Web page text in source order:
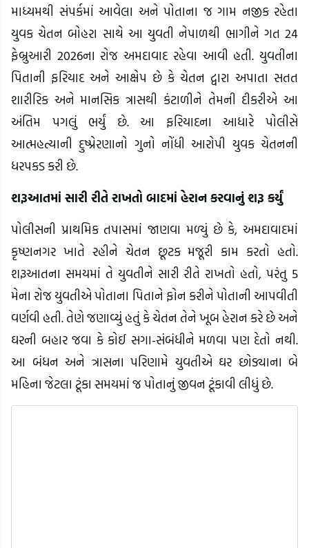
માધ્યમથી સંપર્કમાં આવેલા અને પોતાના જ ગામ નજીક રહેતા
યુવક ચેતન બોહરા સાથે આ યુવતી નેપાળથી ભાગીને ગત 24
ફેબ્રુઆરી 2026ના રોજ અમદાવાદ રહેવા આવી હતી. યુવતીના
પિતાની ફરિયાદ અને આક્ષેપ છે કે ચેતન દ્વારા અપાતા સતત
શારીરિક અને માનસિક ત્રાસથી કંટાળીને તેમની દીકરીએ આ
અંતિમ પગલું ભર્યું છે. આ ફરિયાદના આધારે પોલીસે
આત્મહત્યાની દુષ્પ્રેરણાનો ગુનો નોંધી આરોપી યુવક ચેતનની
ધરપકડ કરી છે.
શરૂઆતમાં સારી રીતે રાખતો બાદમાં હેરાન કરવાનું શરૂ કર્યું
પોલીસની પ્રાથમિક તપાસમાં જાણવા મળ્યું છે કે, અમદાવાદમાં
કૃષ્ણનગર ખાતે રહીને ચેતન છૂટક મજૂરી કામ કરતો હતો.
શરૂઆતના સમયમાં તે યુવતીને સારી રીતે રાખતો હતો, પરંતુ 5
મેના રોજ યુવતીએ પોતાના પિતાને ફોન કરીને પોતાની આપવીતી
વર્ણવી હતી. તેણે જણાવ્યું હતું કે ચેતન તેને ખૂબ હેરાન કરે છે અને
ઘરની બહાર જવા કે કોઈ સગા-સંબંધીને મળવા પણ દેતો નથી.
આ બંધન અને ત્રાસના પરિણામે યુવતીએ ઘર છોડ્યાના બે
મહિના જેટલા ટૂંકા સમયમાં જ પોતાનું જીવન ટૂંકાવી લીધું છે.